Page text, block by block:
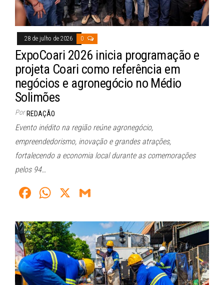
28 de julho de 2026 0
ExpoCoari 2026 inicia programação e
projeta Coari como referência em
negócios e agronegócio no Médio
Solimões
Por REDAÇÃO
Evento inédito na região reúne agronegócio,
empreendedorismo, inovação e grandes atrações,
fortalecendo a economia local durante as comemorações
pelos 94…
Fa
bo
ok
W
ts
A
pp
X
ail